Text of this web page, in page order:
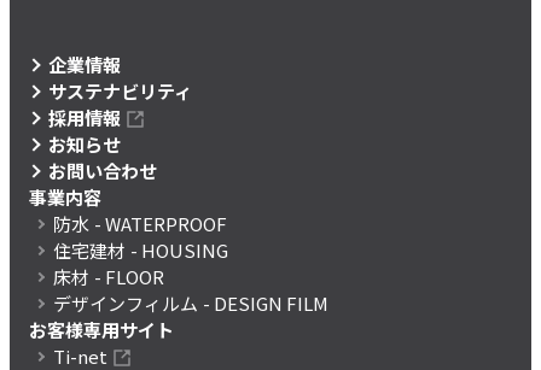
企業情報
サステナビリティ
採用情報
お知らせ
お問い合わせ
事業内容
防水 - WATERPROOF
住宅建材 - HOUSING
床材 - FLOOR
デザインフィルム - DESIGN FILM
お客様専用サイト
Ti-net